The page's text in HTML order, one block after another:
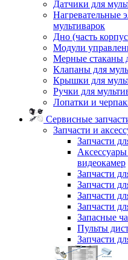
Датчики для
Нагревательные
мультиварок
Дно (часть
Модули
Мерные стаканы
Клапаны для
Крышки для
Ручки для
Лопатки и
Сервисные
Запчасти и
Запчасти
видеокамер
Запчасти
Запчасти
Запчасти
Запчасти
Запасные
Пульты
Запчасти